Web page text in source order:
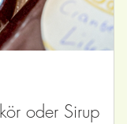
oder Sirup